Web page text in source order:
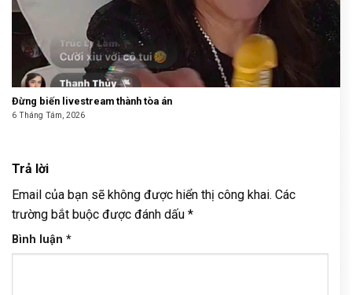
Đừng biến livestream thành tòa án
6 Tháng Tám, 2026
Trả lời
Email của bạn sẽ không được hiển thị công khai. Các
trường bắt buộc được đánh dấu *
Bình luận *